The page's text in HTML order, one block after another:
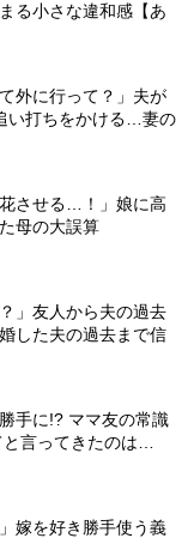
る小さな違和感【あ
外に行って？」夫が
い打ちをかける…妻の
させる…！」娘に高
母の大誤算
」友人から夫の過去
した夫の過去まで信
手に!? ママ友の常識
言ってきたのは…
嫁を好き勝手使う義